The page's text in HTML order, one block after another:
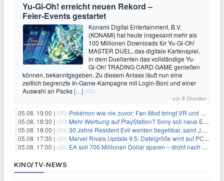
Yu‑Gi‑Oh! erreicht neuen Rekord –
Feier‑Events gestartet
Konami Digital Entertainment, B.V.
(KONAMI) hat heute insgesamt mehr als
100 Millionen Downloads für Yu-Gi-Oh!
MASTER DUEL, das digitale Kartenspiel,
in dem Duellanten das vollständige Yu-
Gi-Oh! TRADING CARD GAME genießen
können, bekanntgegeben. Zu diesem Anlass läuft nun eine
zeitlich begrenzte In-Game-Kampagne mit Login-Boni und einer
Auswahl an Packs[…] (00)
vor 8 Stunden
05.08. 19:00 | (00) Pokémon wie nie zuvor: Fan-Mod bringt VR und Ego-Perspektive nach Kanto
05.08. 18:30 | (00) Mehr Werbung auf PlayStation? Sony soll neue Einnahmequellen prüfen
05.08. 18:00 | (00) 30 Jahre Resident Evil werden begehbar, samt „lebensgroßem Leon“
05.08. 17:30 | (00) Marvel Rivals Update 9.5: Dateigröße wird auf PC und Konsolen deutlich reduziert
05.08. 17:00 | (00) EA soll 700 Millionen Dollar sparen – droht nach der Übernahme die nächste Entlassungswelle?
KINO/TV-NEWS